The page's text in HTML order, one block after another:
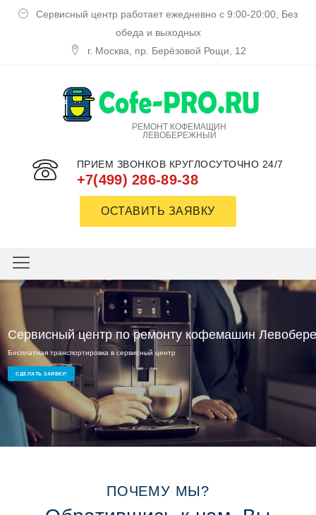
Сервисный центр работает ежедневно с 9:00-20:00, Без
обеда и выходных
г. Москва, пр. Берёзовой Рощи, 12
РЕМОНТ КОФЕМАШИН
ЛЕВОБЕРЕЖНЫЙ
ПРИЕМ ЗВОНКОВ КРУГЛОСУТОЧНО 24/7
+7(499) 286-89-38
ОСТАВИТЬ ЗАЯВКУ
Сервисный центр по ремонту кофемашин
Бесплатная транспортировка в сервисный центр
СДЕЛАТЬ ЗАЯВКУ!
Сервисный ремонт Левобережный
Опытные мастера и доступные цены
ПОЧЕМУ МЫ?